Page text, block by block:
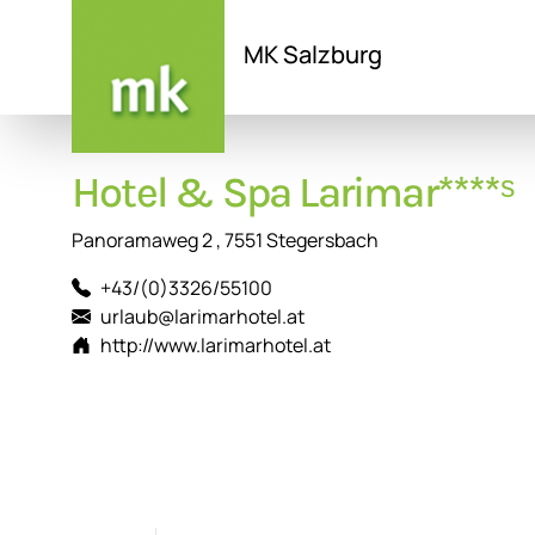
MK Salzburg
Hotel & Spa Larimar****ˢ
Panoramaweg 2 , 7551 Stegersbach
+43/(0)3326/55100
urlaub@larimarhotel.at
http://www.larimarhotel.at